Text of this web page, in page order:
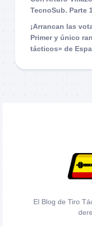
TecnoSub. Parte
¡Arrancan las
Primer y único
tácticos» de
El Blog de Tiro